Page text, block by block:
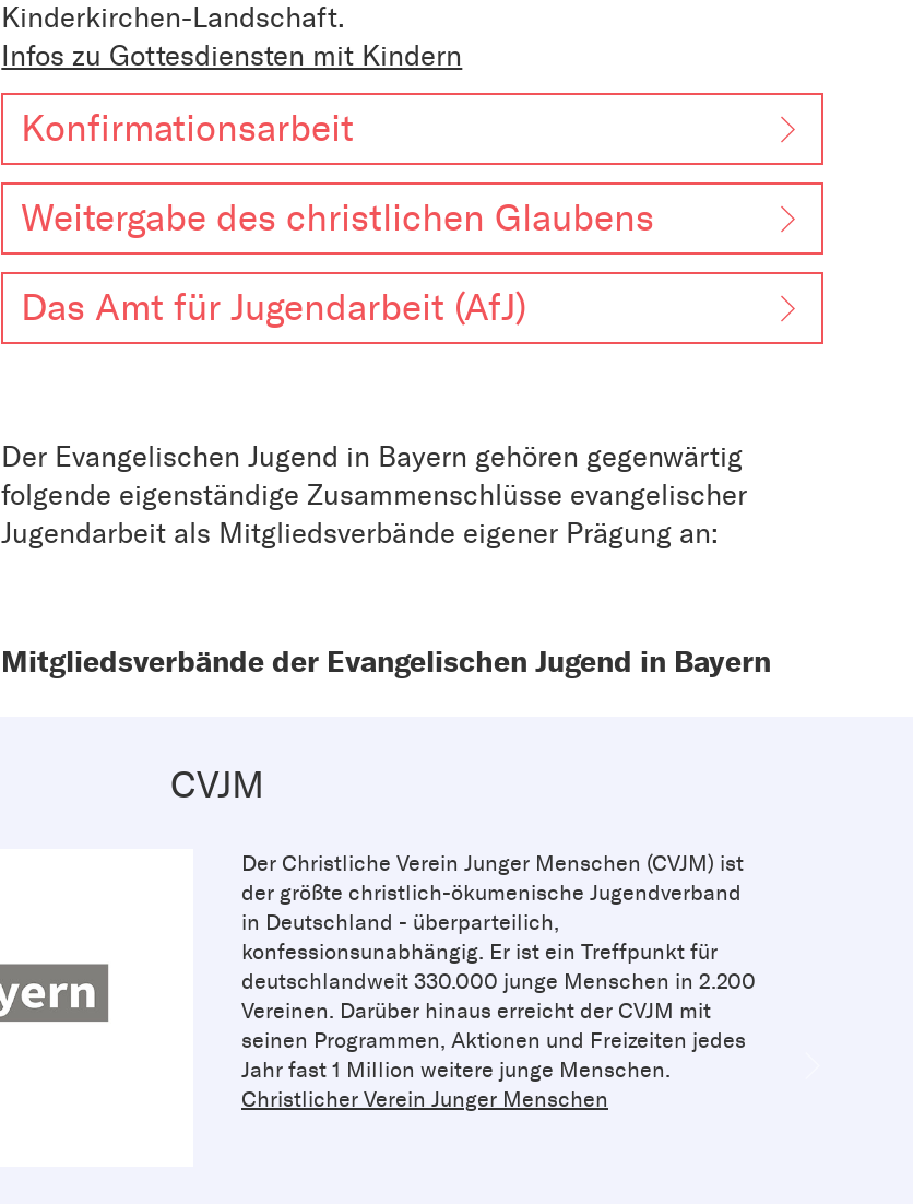
Kinderkirchen-Landschaft.
Infos zu Gottesdiensten mit Kindern
Konfirmationsarbeit
Weitergabe des christlichen Glaubens
Das Amt für Jugendarbeit (AfJ)
Der Evangelischen Jugend in Bayern gehören gegenwärtig
folgende eigenständige Zusammenschlüsse evangelischer
Jugendarbeit als Mitgliedsverbände eigener Prägung an:
Mitgliedsverbände der Evangelischen Jugend in Bayern
CVJM
Der Christliche Verein Junger Menschen (CVJM) ist
der größte christlich-ökumenische Jugendverband
in Deutschland - überparteilich,
konfessionsunabhängig. Er ist ein Treffpunkt für
deutschlandweit 330.000 junge Menschen in 2.200
Vereinen. Darüber hinaus erreicht der CVJM mit
seinen Programmen, Aktionen und Freizeiten jedes
Jahr fast 1 Million weitere junge Menschen.
Christlicher Verein Junger Menschen